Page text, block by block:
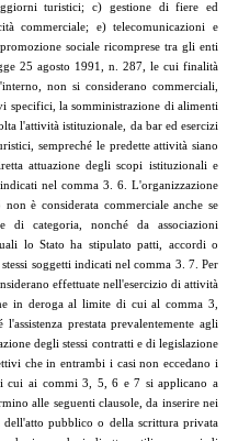
turistici; c) gestione di fiere ed
commerciale; e) telecomunicazioni e
sociale ricomprese tra gli enti
25 agosto 1991, n. 287, le cui finalità
non si considerano commerciali,
specifici, la somministrazione di alimenti
l'attività istituzionale, da bar ed esercizi
sempreché le predette attività siano
attuazione degli scopi istituzionali e
nel comma 3. 6. L'organizzazione
è considerata commerciale anche se
di categoria, nonché da associazioni
lo Stato ha stipulato patti, accordi o
soggetti indicati nel comma 3. 7. Per
effettuate nell'esercizio di attività
in deroga al limite di cui al comma 3,
prestata prevalentemente agli
degli stessi contratti e di legislazione
che in entrambi i casi non eccedano i
cui ai commi 3, 5, 6 e 7 si applicano a
alle seguenti clausole, da inserire nei
pubblico o della scrittura privata